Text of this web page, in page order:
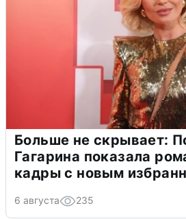
Больше не скрывает:
Гагарина показала
кадры с новым
6 августа 235